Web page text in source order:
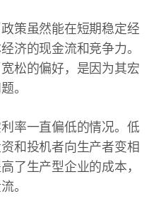
策虽然能在短期稳定经
济的现金流和竞争力。
松的偏好，是因为其宏
。
率一直偏低的情况。低
和投机者向生产者变相
了生产型企业的成本，
。